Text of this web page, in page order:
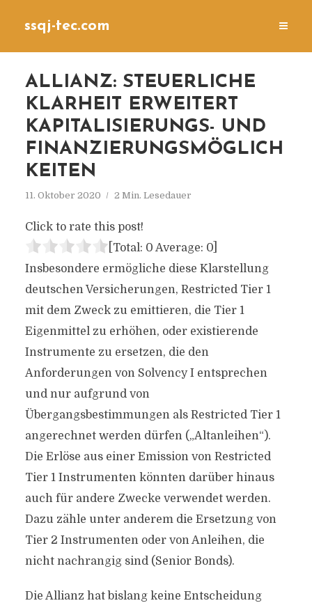
ssqj-tec.com
ALLIANZ: STEUERLICHE
KLARHEIT ERWEITERT
KAPITALISIERUNGS- UND
FINANZIERUNGSMÖGLICH
KEITEN
11. Oktober 2020 2 Min. Lesedauer
Click to rate this post!
[Total: 0 Average: 0]
Insbesondere ermögliche diese Klarstellung
deutschen Versicherungen, Restricted Tier 1
mit dem Zweck zu emittieren, die Tier 1
Eigenmittel zu erhöhen, oder existierende
Instrumente zu ersetzen, die den
Anforderungen von Solvency I entsprechen
und nur aufgrund von
Übergangsbestimmungen als Restricted Tier 1
angerechnet werden dürfen („Altanleihen“).
Die Erlöse aus einer Emission von Restricted
Tier 1 Instrumenten könnten darüber hinaus
auch für andere Zwecke verwendet werden.
Dazu zähle unter anderem die Ersetzung von
Tier 2 Instrumenten oder von Anleihen, die
nicht nachrangig sind (Senior Bonds).
Die Allianz hat bislang keine Entscheidung